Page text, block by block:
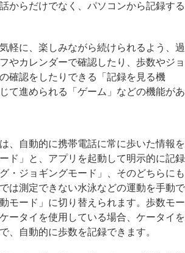
からだけでなく、パソコンから記録する
軽に、楽しみながら続けられるよう、過
やカレンダーで確認したり、歩数やジョ
確認をしたりできる「記録を見る機
て進められる「ゲーム」などの機能があ
、自動的に携帯電話に常に歩いた情報を
ド」と、アプリを起動して明示的に記録
・ジョギングモード」、そのどちらにも
は測定できない水泳などの運動を手動で
モード」に切り替えられます。歩数モー
ータイを使用している場合、ケータイを
、自動的に歩数を記録できます。